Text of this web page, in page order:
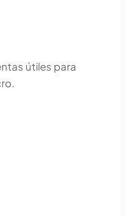
útiles para